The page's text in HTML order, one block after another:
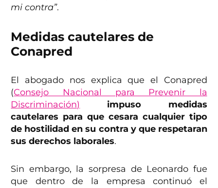
mi contra”.
Medidas cautelares de
Conapred
El abogado nos explica que el Conapred
(Consejo Nacional para Prevenir la
Discriminación)
impuso medidas
cautelares para que cesara cualquier tipo
de hostilidad en su contra y que respetaran
sus derechos laborales.
Sin embargo, la sorpresa de Leonardo fue
que dentro de la empresa continuó el